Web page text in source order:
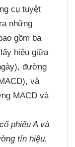
cụ tuyệt
những
gồm ba
hiệu giữa
đường
và
MACD và
phiếu A và
tín hiệu.